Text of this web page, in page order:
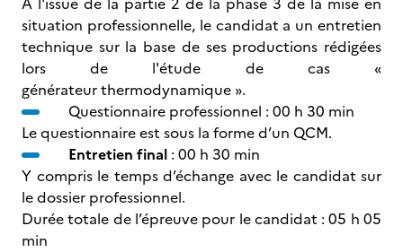
situation professionnelle, le candidat a un entretien
technique sur la base de ses productions rédigées
lors de l'étude de cas «
générateur thermodynamique ».
Questionnaire professionnel : 00 h 30 min
Le questionnaire est sous la forme d’un QCM.
Entretien final : 00 h 30 min
Y compris le temps d’échange avec le candidat sur
le dossier professionnel.
Durée totale de l’épreuve pour le candidat : 05 h 05
min